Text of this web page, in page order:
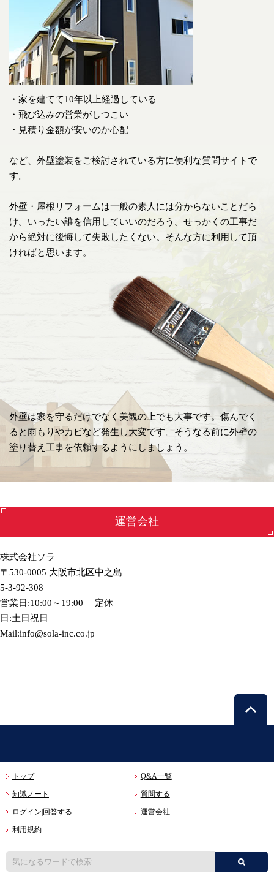
・家を建てて10年以上経過している
・飛び込みの営業がしつこい
・見積り金額が安いのか心配
など、外壁塗装をご検討されている方に便利な質問サイトで
す。
外壁・屋根リフォームは一般の素人には分からないことだら
け。いったい誰を信用していいのだろう。せっかくの工事だ
から絶対に後悔して失敗したくない。そんな方に利用して頂
ければと思います。
外壁は家を守るだけでなく美観の上でも大事です。傷んでく
ると雨もりやカビなど発生し大変です。そうなる前に外壁の
塗り替え工事を依頼するようにしましょう。
運営会社
株式会社ソラ
〒530-0005 大阪市北区中之島
5-3-92-308
営業日:10:00～19:00 定休
日:土日祝日
Mail:info@sola-inc.co.jp
トップ Q&A一覧
知識ノート 質問する
ログイン|回答する 運営会社
利用規約